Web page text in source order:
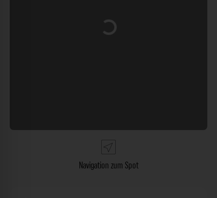
Wird geladen …
Navigation zum Spot